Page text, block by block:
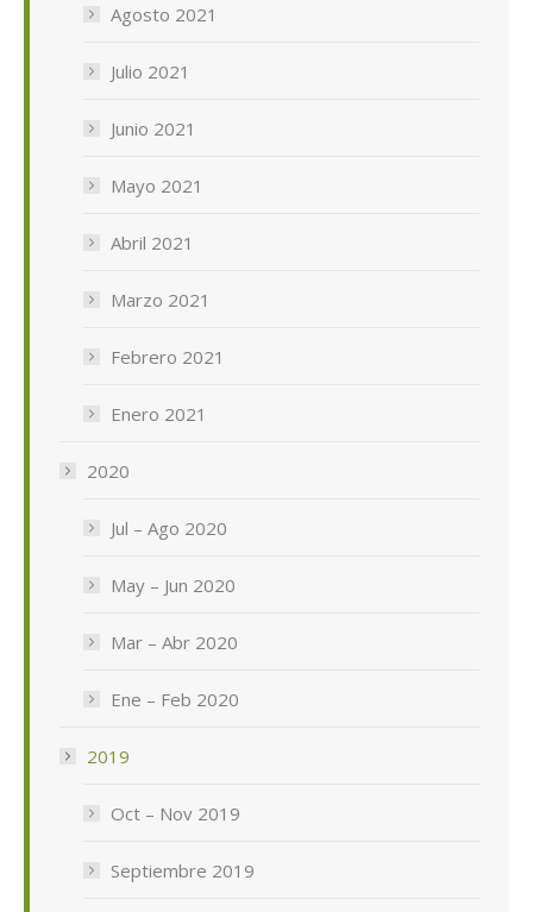
Agosto 2021
Julio 2021
Junio 2021
Mayo 2021
Abril 2021
Marzo 2021
Febrero 2021
Enero 2021
2020
Jul – Ago 2020
May – Jun 2020
Mar – Abr 2020
Ene – Feb 2020
2019
Oct – Nov 2019
Septiembre 2019